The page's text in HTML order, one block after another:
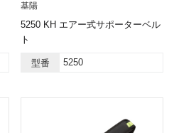
基陽
5250 KH エアー式サポーターベル
ト
型番 5250